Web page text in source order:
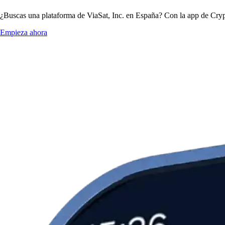
¿Buscas una plataforma de ViaSat, Inc. en España? Con la app de
Empieza ahora